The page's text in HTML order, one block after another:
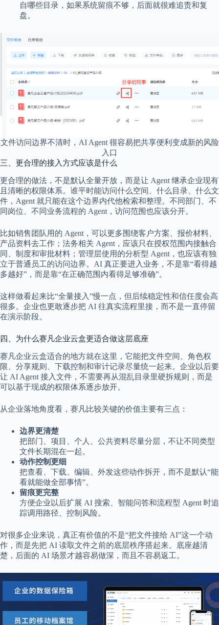
自哪些目录，如果系统留痕不够，后面就很难追责和复
盘。
文件访问边界不清时，AI Agent 很容易把共享便利变成新的风险
入口
三、更合理的接入方式应该是什么
更合理的做法，不是默认全量开放，而是让 Agent 继承企业现有
且清晰的权限体系。谁平时能访问什么空间、什么目录、什么文
件，Agent 就只能在这个边界内代他检索和整理。不同部门、不
同岗位、不同业务流程的 Agent，访问范围也应该分开。
比如销售团队用的 Agent，可以更多围绕客户方案、报价材料、
产品资料去工作；法务相关 Agent，应该只在授权范围内接触合
同、制度和审批材料；管理层使用的分析型 Agent，也应该有独
立于普通员工的访问边界。AI 真正要进入业务，不是靠“看得越
多越好”，而是靠“在正确范围内看得足够准确”。
这样做看起来比“全量接入”慢一点，但后续稳定性和信任度会高
很多。企业也更敢逐步把 AI 往真实流程里接，而不是一直停留
在演示阶段。
四、为什么赛凡企业云盒更适合做这层底座
赛凡企业云盒适合的地方就在这里，它能把文件空间、角色权
限、分享规则、下载控制和审计记录尽量统一起来。企业以后要
让 AI Agent 接入文件，不需要再从混乱目录里硬拆规则，而是
可以基于现成的权限体系逐步放开。
从企业落地角度看，赛凡比较关键的价值主要有三点：
边界更清楚
把部门、项目、个人、公共资料尽量分层，不让不同类型
文件长期混在一起。
动作控制更细
把查看、下载、编辑、外发这些动作拆开，而不是默认“能
看就能做全部事情”。
留痕更完整
方便企业以后扩展 AI 搜索、智能问答和流程型 Agent 时追
踪调用路径、控制风险。
对很多企业来说，真正有价值的不是“把文件接给 AI”这一个动
作，而是先把 AI 读取文件之前的底层秩序搭起来。底座越清
楚，后面的 AI 场景才越容易做深，而且不容易返工。